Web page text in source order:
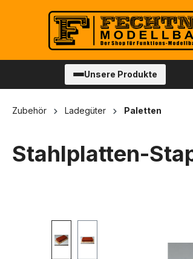
Zur Hauptnavigation springen
Unsere Produkte
Zubehör Ladegüter Paletten
Stahlplatten-